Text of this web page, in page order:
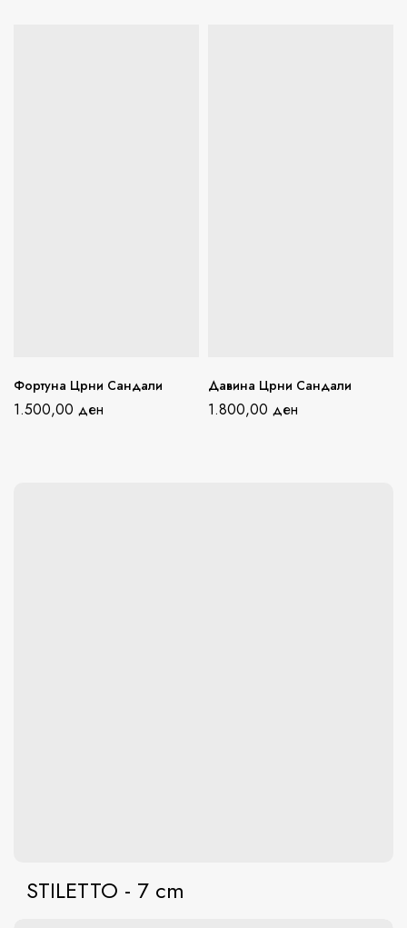
Фортуна Црни Сандали
1.500,00 ден
Давина Црни Сандали
1.800,00 ден
STILETTO - 7 cm